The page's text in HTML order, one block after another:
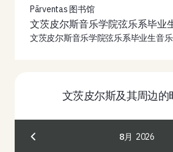
Pārventas 图书馆
文茨皮尔斯音乐学院弦乐系毕业
文茨皮尔斯音乐学院弦乐系毕业生音
文茨皮尔斯及其周边的
8月 2026